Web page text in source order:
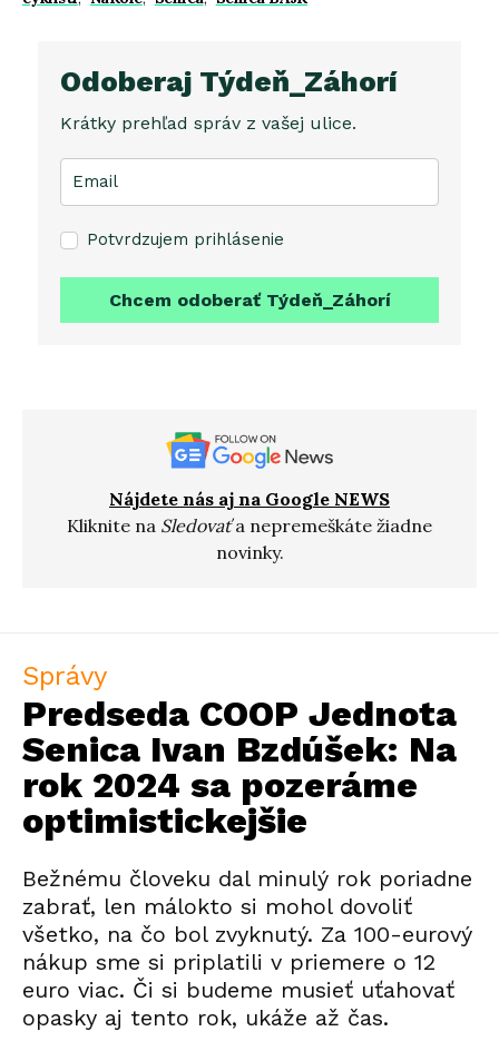
Odoberaj Týdeň_Záhorí
Krátky prehľad správ z vašej ulice.
Potvrdzujem prihlásenie
Chcem odoberať Týdeň_Záhorí
Nájdete nás aj na Google NEWS
Kliknite na Sledovaťa nepremeškáte žiadne
novinky.
Správy
Predseda COOP Jednota
Senica Ivan Bzdúšek: Na
rok 2024 sa pozeráme
optimistickejšie
Bežnému človeku dal minulý rok poriadne
zabrať, len málokto si mohol dovoliť
všetko, na čo bol zvyknutý. Za 100-eurový
nákup sme si priplatili v priemere o 12
euro viac. Či si budeme musieť uťahovať
opasky aj tento rok, ukáže až čas.